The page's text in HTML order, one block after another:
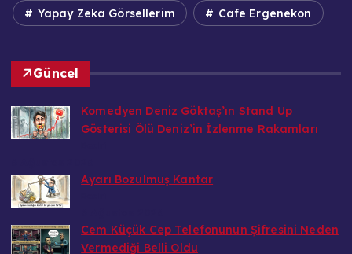
Yapay Zeka Görsellerim Cafe Ergenekon
Güncel
Komedyen Deniz Göktaş’ın Stand Up
Gösterisi Ölü Deniz’in İzlenme Rakamları
Ayarı Bozulmuş Kantar
Cem Küçük Cep Telefonunun Şifresini Neden
Vermediği Belli Oldu